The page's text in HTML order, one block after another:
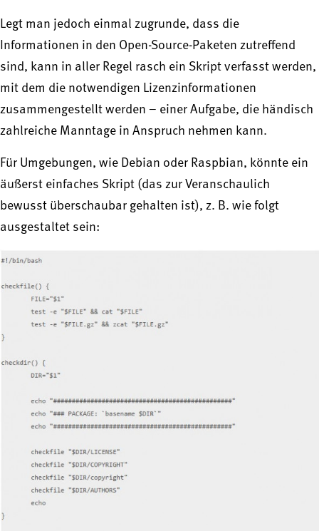
Legt man jedoch einmal zugrunde, dass die
Informationen in den Open-Source-Paketen zutreffend
sind, kann in aller Regel rasch ein Skript verfasst werden,
mit dem die notwendigen Lizenzinformationen
zusammengestellt werden – einer Aufgabe, die händisch
zahlreiche Manntage in Anspruch nehmen kann.
Für Umgebungen, wie Debian oder Raspbian, könnte ein
äußerst einfaches Skript (das zur Veranschaulich
bewusst überschaubar gehalten ist), z. B. wie folgt
ausgestaltet sein: